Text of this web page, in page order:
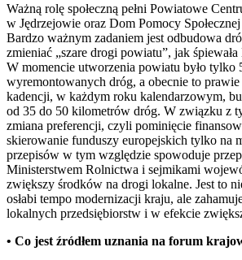
Ważną rolę społeczną pełni Powiatowe
w Jędrzejowie oraz Dom Pomocy
Bardzo ważnym zadaniem jest odbudowa
zmieniać „szare drogi powiatu”, jak
W momencie utworzenia powiatu było tylko
wyremontowanych dróg, a obecnie to
kadencji, w każdym roku kalendarzowym,
od 35 do 50 kilometrów dróg. W związku z
zmiana preferencji, czyli pominięcie
skierowanie funduszy europejskich tylko na
przepisów w tym względzie spowoduje
Ministerstwem Rolnictwa i sejmikami
zwiększy środków na drogi lokalne. Jest to
osłabi tempo modernizacji kraju, ale
lokalnych przedsiębiorstw i w efekcie
• Co jest źródłem uznania na forum